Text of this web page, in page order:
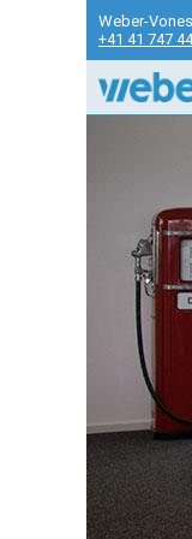
Weber-
+41 41 747